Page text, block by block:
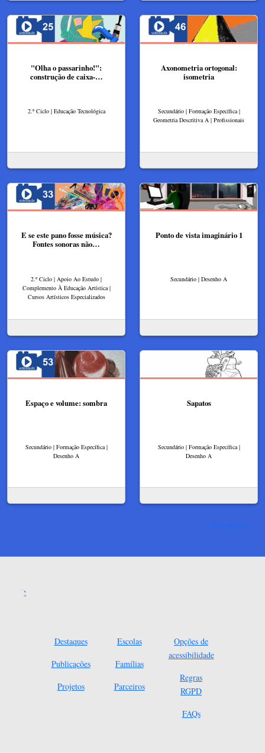
"Olha o passarinho!":
construção de caixa-…
2.º Ciclo | Educação Tecnológica
Axonometria ortogonal:
isometria
Secundário | Formação Específica |
Geometria Descritiva A | Profissionais
E se este pano fosse música?
Fontes sonoras não…
2.º Ciclo | Apoio Ao Estudo |
Complemento À Educação Artística |
Cursos Artísticos Especializados
Ponto de vista imaginário 1
Secundário | Desenho A
Espaço e volume: sombra
Secundário | Formação Específica |
Desenho A
Sapatos
Secundário | Formação Específica |
Desenho A
Ver mais
Destaques
Publicações
Projetos
Escolas
Famílias
Parceiros
Opções de
acessibilidade
Regras
RGPD
FAQs